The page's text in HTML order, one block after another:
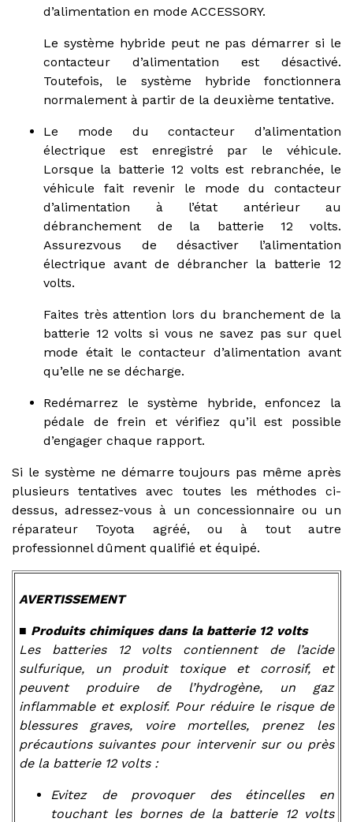
d’alimentation en mode ACCESSORY.
Le système hybride peut ne pas démarrer si le
contacteur d’alimentation est désactivé.
Toutefois, le système hybride fonctionnera
normalement à partir de la deuxième tentative.
Le mode du contacteur d’alimentation
électrique est enregistré par le véhicule.
Lorsque la batterie 12 volts est rebranchée, le
véhicule fait revenir le mode du contacteur
d’alimentation à l’état antérieur au
débranchement de la batterie 12 volts.
Assurezvous de désactiver l’alimentation
électrique avant de débrancher la batterie 12
volts.
Faites très attention lors du branchement de la
batterie 12 volts si vous ne savez pas sur quel
mode était le contacteur d’alimentation avant
qu’elle ne se décharge.
Redémarrez le système hybride, enfoncez la
pédale de frein et vérifiez qu’il est possible
d’engager chaque rapport.
Si le système ne démarre toujours pas même après
plusieurs tentatives avec toutes les méthodes ci-
dessus, adressez-vous à un concessionnaire ou un
réparateur Toyota agréé, ou à tout autre
professionnel dûment qualifié et équipé.
AVERTISSEMENT
■ Produits chimiques dans la batterie 12 volts
Les batteries 12 volts contiennent de l’acide
sulfurique, un produit toxique et corrosif, et
peuvent produire de l’hydrogène, un gaz
inflammable et explosif. Pour réduire le risque de
blessures graves, voire mortelles, prenez les
précautions suivantes pour intervenir sur ou près
de la batterie 12 volts :
Evitez de provoquer des étincelles en
touchant les bornes de la batterie 12 volts